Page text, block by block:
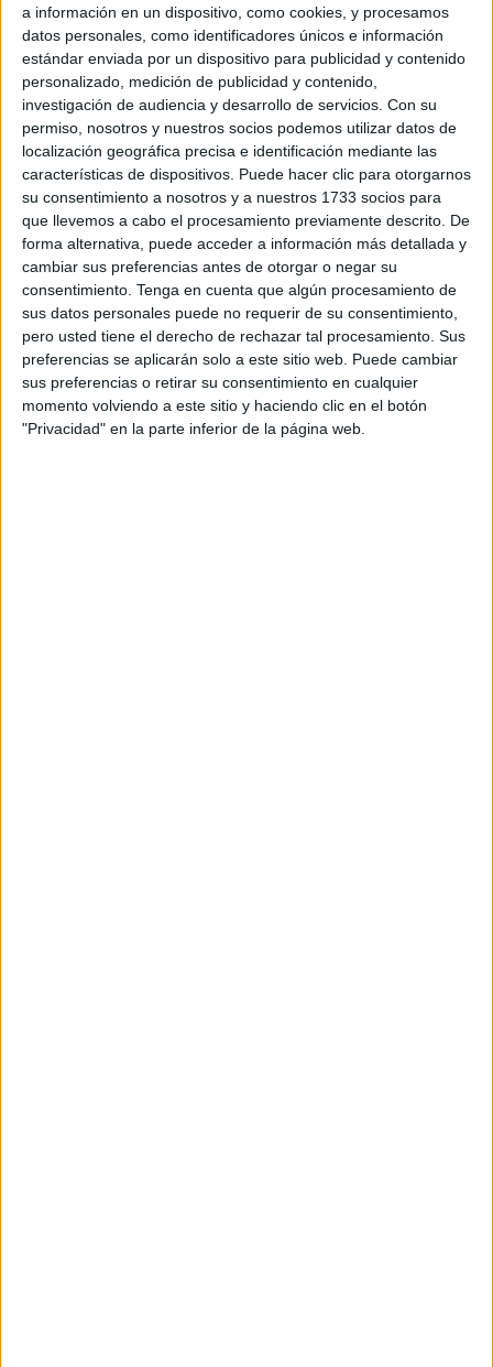
a información en un dispositivo, como cookies, y procesamos
datos personales, como identificadores únicos e información
estándar enviada por un dispositivo para publicidad y contenido
personalizado, medición de publicidad y contenido,
investigación de audiencia y desarrollo de servicios. Con su
permiso, nosotros y nuestros socios podemos utilizar datos de
localización geográfica precisa e identificación mediante las
características de dispositivos. Puede hacer clic para otorgarnos
su consentimiento a nosotros y a nuestros 1733 socios para
que llevemos a cabo el procesamiento previamente descrito. De
forma alternativa, puede acceder a información más detallada y
cambiar sus preferencias antes de otorgar o negar su
consentimiento. Tenga en cuenta que algún procesamiento de
sus datos personales puede no requerir de su consentimiento,
pero usted tiene el derecho de rechazar tal procesamiento. Sus
preferencias se aplicarán solo a este sitio web. Puede cambiar
sus preferencias o retirar su consentimiento en cualquier
momento volviendo a este sitio y haciendo clic en el botón
"Privacidad" en la parte inferior de la página web.
Me presento, mi nombre es Lobito y como veis, soy lo mas
simpático del mundo. Voluntarios de la Protectora me
encontraron con una goma atada al cuello. Por suerte, di
con ellos y, desde entonces, son mi familia. Vivo con otros
perros en el mismo chenil y soy muy simpático tanto con
ellos, como con adultos y con niños. En definitiva, soy el
perro ideal. Tengo mucha energía y ganas de pasarlo bien
y dar y recibir cariño y amor. Si alguien quisiera, podría ser
su compañía para el resto de mis días, solo tenéis que
darme la oportunidad. ¡Difundid y ayudadme a encontrarla!
Niebla: fruto del abandono